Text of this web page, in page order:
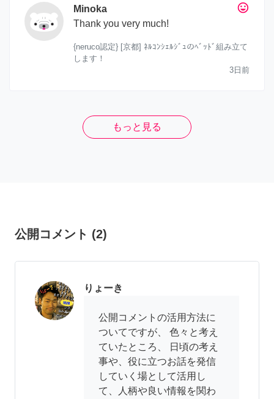
tag_faces
Minoka
Thank you very much!
{neruco認定} [京都] ﾈﾙｺﾝｼｪﾙｼﾞｭのﾍﾞｯﾄﾞ組み立て
します！
3日前
もっと見る
公開コメント (2)
りょーき
公開コメントの活用方法に
ついてですが、 色々と考え
ていたところ、 日頃の考え
事や、役に立つお話を発信
していく場として活用し
て、人柄や良い情報を関わ